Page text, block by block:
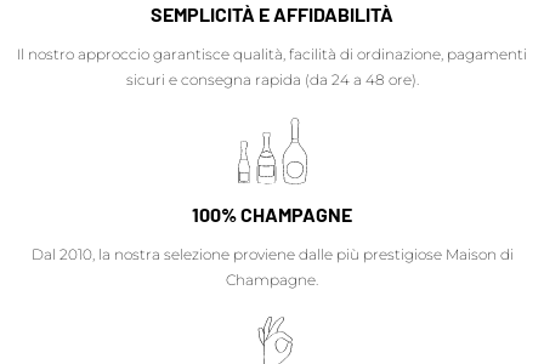
SEMPLICITÀ E AFFIDABILITÀ
Il nostro approccio garantisce qualità, facilità di ordinazione, pagamenti
sicuri e consegna rapida (da 24 a 48 ore).
100% CHAMPAGNE
Dal 2010, la nostra selezione proviene dalle più prestigiose Maison di
Champagne.